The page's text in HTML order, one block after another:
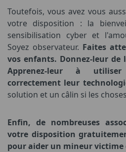
Toutefois, vous avez vous
votre disposition : la
sensibilisation cyber et
Soyez observateur. Faites
vos enfants. Donnez-leur de
Apprenez-leur à
correctement leur
solution et un câlin si les
Enfin, de nombreuses
votre disposition
pour aider un mineur victime